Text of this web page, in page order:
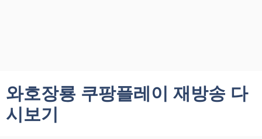
와호장룡 쿠팡플레이 재방송 다
시보기